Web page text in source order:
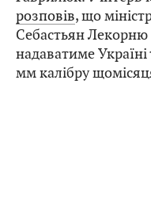
розповів, що
Себастьян
надаватиме
мм калібру